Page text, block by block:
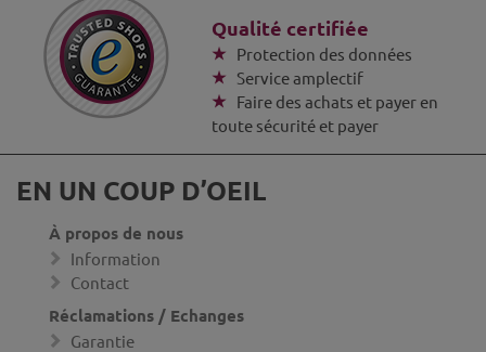
Qualité certifiée
Protection des données
Service amplectif
Faire des achats et payer en
toute sécurité et payer
EN UN COUP D’OEIL
À propos de nous
Information
Contact
Réclamations / Echanges
Garantie